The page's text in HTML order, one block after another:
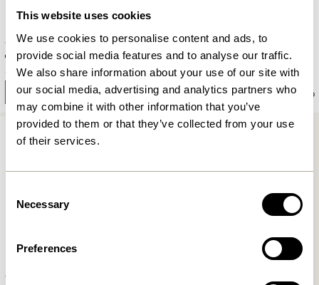
This website uses cookies
We use cookies to personalise content and ads, to
provide social media features and to analyse our traffic.
We also share information about your use of our site with
our social media, advertising and analytics partners who
may combine it with other information that you’ve
provided to them or that they’ve collected from your use
of their services.
Selection
Necessary
Preferences
Villa Tisch Large Schwarz
5.549,00kr.
Benachrichtige mich
Villa Stuhl Schwarz
2.249,00kr.
Benachrichtige mich
OUTDOOR
Villa Bank Schwarz